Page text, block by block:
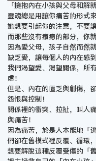
「擁抱內在小孩與父母和解
靈魂總是用讓你痛苦的形式
她想要引起你的注意，不要
而那些沒有療癒的部分，你
因為愛父母，孩子自然而然
缺乏愛，讓每個人的內在感
我們渴望愛、渴望關係，所
虛！
但是、內在的匱乏與創傷，
怨恨與控制！
關係裡的衝突、拉扯，叫人
與痛苦！
因為痛苦，於是人本能地「
們卻在舊模式裡反覆、循環
想要解脫這種反覆受傷的「